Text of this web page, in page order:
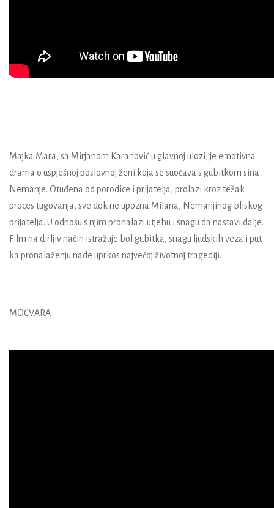
Majka Mara, sa Mirjanom Karanović u glavnoj ulozi, je emotivna
drama o uspješnoj poslovnoj ženi koja se suočava s gubitkom sina
Nemanje. Otuđena od porodice i prijatelja, prolazi kroz težak
proces tugovanja, sve dok ne upozna Milana, Nemanjinog bliskog
prijatelja. U odnosu s njim pronalazi utjehu i snagu da nastavi dalje.
Film na dirljiv način istražuje bol gubitka, snagu ljudskih veza i put
ka pronalaženju nade uprkos najvećoj životnoj tragediji.
MOČVARA